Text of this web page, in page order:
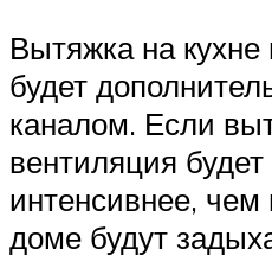
Вытяжка на
будет
каналом. Если
вентиляция будет
интенсивнее, чем
доме будут